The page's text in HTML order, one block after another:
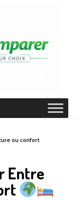
ou confort
Entre